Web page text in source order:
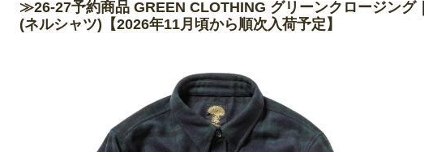
≫26-27予約商品 GREEN CLOTHING グリーンクロージン
(ネルシャツ)【2026年11月頃から順次入荷予定】